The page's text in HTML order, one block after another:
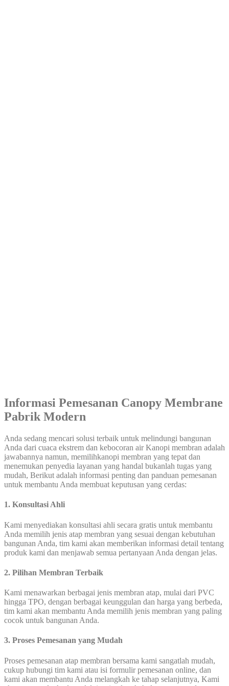
Informasi Pemesanan Canopy Membrane
Pabrik Modern
Anda sedang mencari solusi terbaik untuk melindungi bangunan
Anda dari cuaca ekstrem dan kebocoran air Kanopi membran adalah
jawabannya namun, memilihkanopi membran yang tepat dan
menemukan penyedia layanan yang handal bukanlah tugas yang
mudah, Berikut adalah informasi penting dan panduan pemesanan
untuk membantu Anda membuat keputusan yang cerdas:
1. Konsultasi Ahli
Kami menyediakan konsultasi ahli secara gratis untuk membantu
Anda memilih jenis atap membran yang sesuai dengan kebutuhan
bangunan Anda, tim kami akan memberikan informasi detail tentang
produk kami dan menjawab semua pertanyaan Anda dengan jelas.
2. Pilihan Membran Terbaik
Kami menawarkan berbagai jenis membran atap, mulai dari PVC
hingga TPO, dengan berbagai keunggulan dan harga yang berbeda,
tim kami akan membantu Anda memilih jenis membran yang paling
cocok untuk bangunan Anda.
3. Proses Pemesanan yang Mudah
Proses pemesanan atap membran bersama kami sangatlah mudah,
cukup hubungi tim kami atau isi formulir pemesanan online, dan
kami akan membantu Anda melangkah ke tahap selanjutnya, Kami